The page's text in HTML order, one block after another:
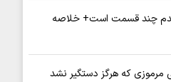
چند قسمت است+ خلاصه
که هرگز دستگیر نشد